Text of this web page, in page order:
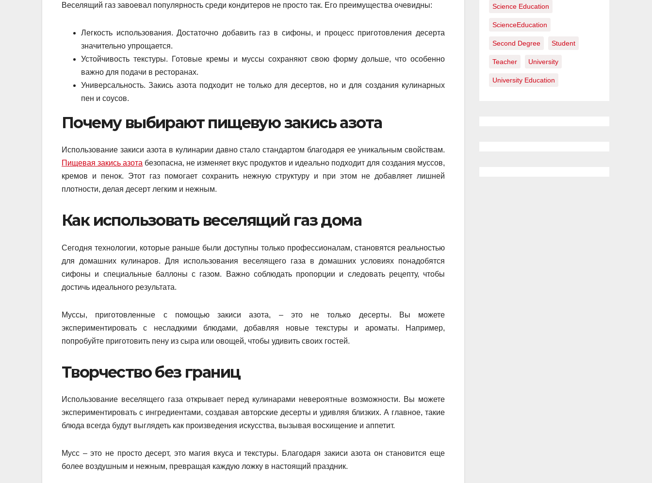
Веселящий газ завоевал популярность среди кондитеров не просто так. Его преимущества очевидны:
Легкость использования. Достаточно добавить газ в сифоны, и процесс приготовления десерта
значительно упрощается.
Устойчивость текстуры. Готовые кремы и муссы сохраняют свою форму дольше, что особенно
важно для подачи в ресторанах.
Универсальность. Закись азота подходит не только для десертов, но и для создания кулинарных
пен и соусов.
Почему выбирают пищевую закись азота
Использование закиси азота в кулинарии давно стало стандартом благодаря ее уникальным свойствам.
Пищевая закись азота безопасна, не изменяет вкус продуктов и идеально подходит для создания муссов,
кремов и пенок. Этот газ помогает сохранить нежную структуру и при этом не добавляет лишней
плотности, делая десерт легким и нежным.
Как использовать веселящий газ дома
Сегодня технологии, которые раньше были доступны только профессионалам, становятся реальностью
для домашних кулинаров. Для использования веселящего газа в домашних условиях понадобятся
сифоны и специальные баллоны с газом. Важно соблюдать пропорции и следовать рецепту, чтобы
достичь идеального результата.
Муссы, приготовленные с помощью закиси азота, – это не только десерты. Вы можете
экспериментировать с несладкими блюдами, добавляя новые текстуры и ароматы. Например,
попробуйте приготовить пену из сыра или овощей, чтобы удивить своих гостей.
Творчество без границ
Использование веселящего газа открывает перед кулинарами невероятные возможности. Вы можете
экспериментировать с ингредиентами, создавая авторские десерты и удивляя близких. А главное, такие
блюда всегда будут выглядеть как произведения искусства, вызывая восхищение и аппетит.
Мусс – это не просто десерт, это магия вкуса и текстуры. Благодаря закиси азота он становится еще
более воздушным и нежным, превращая каждую ложку в настоящий праздник.
Science Education
ScienceEducation
Second Degree Student
Teacher University
University Education